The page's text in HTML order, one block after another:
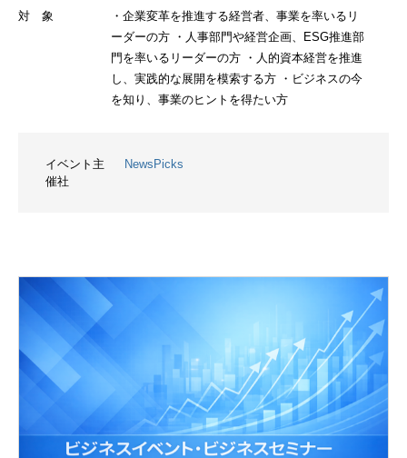
対 象
・企業変革を推進する経営者、事業を率いるリ
ーダーの方 ・人事部門や経営企画、ESG推進部
門を率いるリーダーの方 ・人的資本経営を推進
し、実践的な展開を模索する方 ・ビジネスの今
を知り、事業のヒントを得たい方
イベント主
催社
NewsPicks